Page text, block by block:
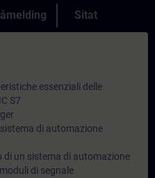
Sitat
essenziali delle
S7
di automazione
di un sistema di automazione
di segnale